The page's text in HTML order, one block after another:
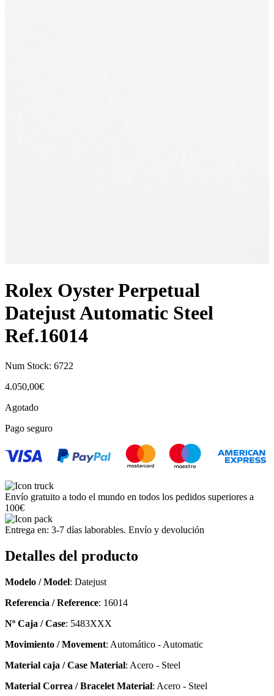
Rolex Oyster Perpetual
Datejust Automatic Steel
Ref.16014
Num Stock: 6722
4.050,00€
Agotado
Pago seguro
Envío gratuito a todo el mundo en todos los pedidos superiores a
100€
Entrega en: 3-7 días laborables. Envío y devolución
Detalles del producto
Modelo / Model: Datejust
Referencia / Reference: 16014
Nº Caja / Case: 5483XXX
Movimiento / Movement: Automático - Automatic
Material caja / Case Material: Acero - Steel
Material Correa / Bracelet Material: Acero - Steel